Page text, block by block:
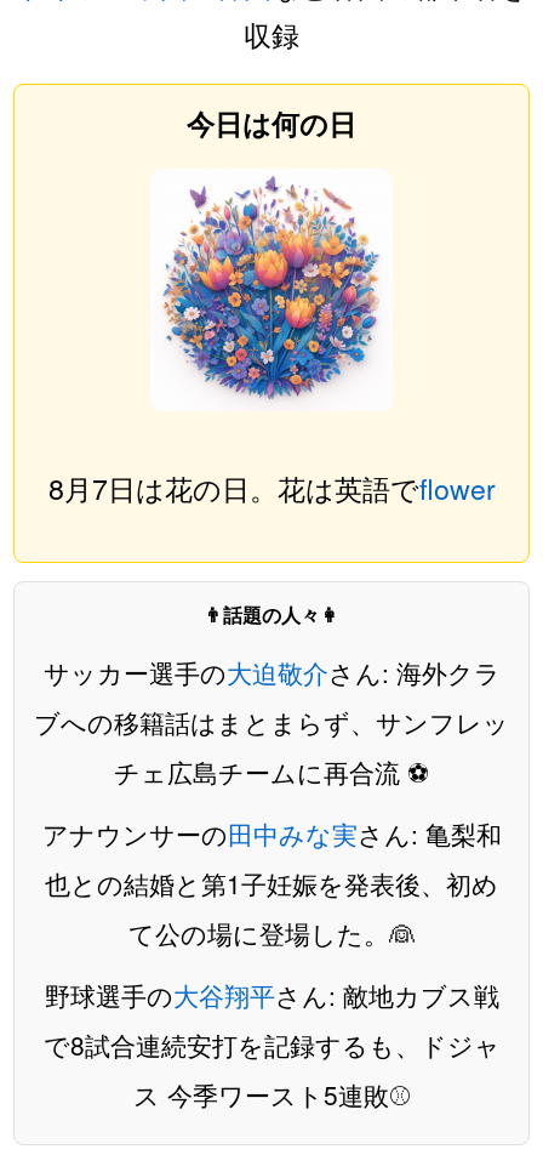
収録
今日は何の日
8月7日は花の日。花は英語でflower
👨話題の人々👩
サッカー選手の大迫敬介さん: 海外クラ
ブへの移籍話はまとまらず、サンフレッ
チェ広島チームに再合流 ⚽️
アナウンサーの田中みな実さん: 亀梨和
也との結婚と第1子妊娠を発表後、初め
て公の場に登場した。👰
野球選手の大谷翔平さん: 敵地カブス戦
で8試合連続安打を記録するも、ドジャ
ス 今季ワースト5連敗⚾️